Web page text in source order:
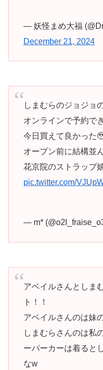
— 妖怪まめ大福
December 21, 2024
しまむらのジョジョ
オンラインで予約で
今日買えて良かった
オープン前に結構並
花京院のストラップ
pic.twitter.com/
— m*
アベイルさんとしま
ト！！
アベイルさんのは妹の
しまむらさんのは私
ーパーカーは着ると
なw